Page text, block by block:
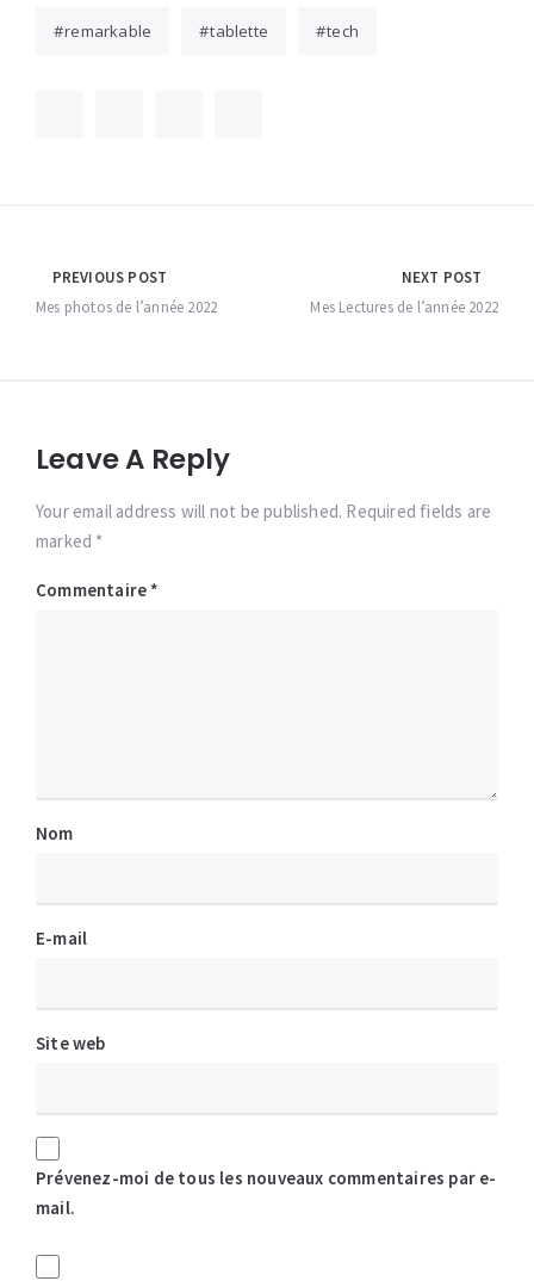
remarkable tablette tech
Navigation
de
PREVIOUS POST
Mes photos de l’année 2022
NEXT POST
Mes Lectures de l’année 2022
Leave A Reply
Your email address will not be published. Required fields are
marked *
Commentaire *
Nom
E-mail
Site web
Prévenez-moi de tous les nouveaux commentaires par e-
mail.